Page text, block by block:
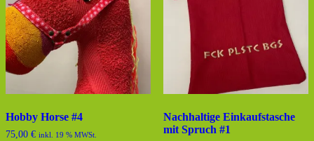
Hobby Horse #4
75,00 € inkl. 19 % MWSt.
Nachhaltige Einkaufstasche
mit Spruch #1